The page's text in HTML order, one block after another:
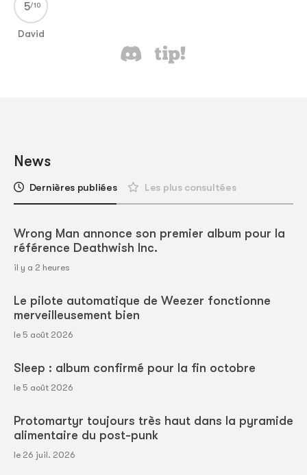
5
David
News
Dernières publiées Les plus consultées
Wrong Man annonce son premier album pour la
référence Deathwish Inc.
il y a 2 heures
Le pilote automatique de Weezer fonctionne
merveilleusement bien
le 5 août 2026
Sleep : album confirmé pour la fin octobre
le 5 août 2026
Protomartyr toujours très haut dans la pyramide
alimentaire du post-punk
le 26 juil. 2026